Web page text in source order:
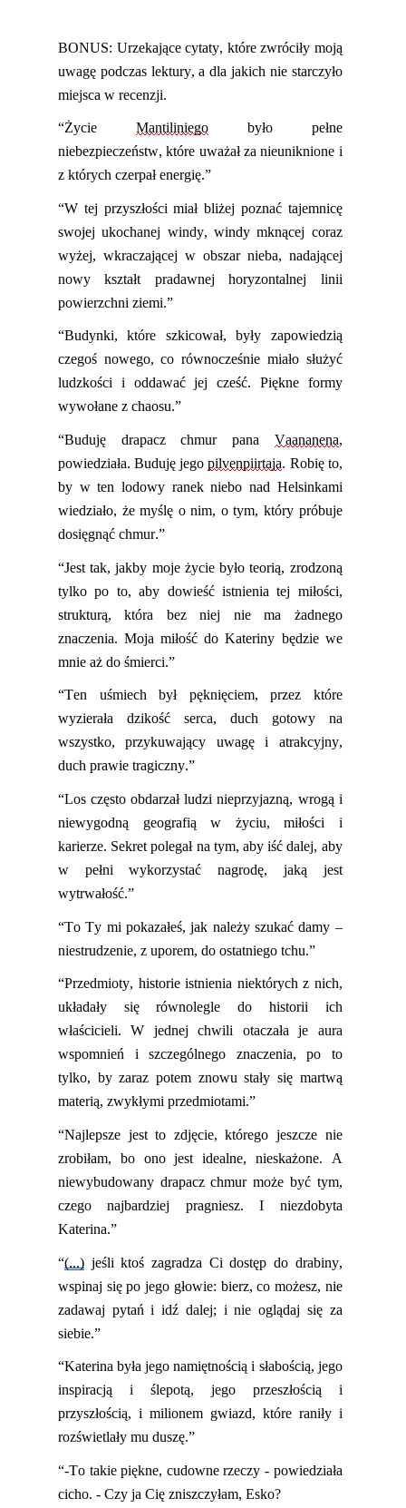
BONUS: Urzekające cytaty, które zwróciły moją
uwagę podczas lektury, a dla jakich nie starczyło
miejsca w recenzji.
“Życie Mantiliniegobyło pełne
niebezpieczeństw, które uważał za nieuniknione i
z których czerpał energię.”
“W tej przyszłości miał bliżej poznać tajemnicę
swojej ukochanej windy, windy mknącej coraz
wyżej, wkraczającej w obszar nieba, nadającej
nowy kształt pradawnej horyzontalnej linii
powierzchni ziemi.”
“Budynki, które szkicował, były zapowiedzią
czegoś nowego, co równocześnie miało służyć
ludzkości i oddawać jej cześć. Piękne formy
wywołane z chaosu.”
“Buduję drapacz chmur pana Vaananena,
powiedziała. Buduję jegopilvenpiirtaja. Robię to,
by w ten lodowy ranek niebo nad Helsinkami
wiedziało, że myślę o nim, o tym, który próbuje
dosięgnąć chmur.”
“Jest tak, jakby moje życie było teorią, zrodzoną
tylko po to, aby dowieść istnienia tej miłości,
strukturą, która bez niej nie ma żadnego
znaczenia. Moja miłość do Kateriny będzie we
mnie aż do śmierci.”
“Ten uśmiech był pęknięciem, przez które
wyzierała dzikość serca, duch gotowy na
wszystko, przykuwający uwagę i atrakcyjny,
duch prawie tragiczny.”
“Los często obdarzał ludzi nieprzyjazną, wrogą i
niewygodną geografią w życiu, miłości i
karierze. Sekret polegał na tym, aby iść dalej, aby
w pełni wykorzystać nagrodę, jaką jest
wytrwałość.”
“To Ty mi pokazałeś, jak należy szukać damy –
niestrudzenie, z uporem, do ostatniego tchu.”
“Przedmioty, historie istnienia niektórych z nich,
układały się równolegle do historii ich
właścicieli. W jednej chwili otaczała je aura
wspomnień i szczególnego znaczenia, po to
tylko, by zaraz potem znowu stały się martwą
materią, zwykłymi przedmiotami.”
“Najlepsze jest to zdjęcie, którego jeszcze nie
zrobiłam, bo ono jest idealne, nieskażone. A
niewybudowany drapacz chmur może być tym,
czego najbardziej pragniesz. I niezdobyta
Katerina.”
“(...) jeśli ktoś zagradza Ci dostęp do drabiny,
wspinaj się po jego głowie: bierz, co możesz, nie
zadawaj pytań i idź dalej; i nie oglądaj się za
siebie.”
“Katerina była jego namiętnością i słabością, jego
inspiracją i ślepotą, jego przeszłością i
przyszłością, i milionem gwiazd, które raniły i
rozświetlały mu duszę.”
“-To takie piękne, cudowne rzeczy - powiedziała
cicho. - Czy ja Cię zniszczyłam, Esko?